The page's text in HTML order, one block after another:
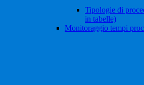
Tipologie di
in tabelle)
Monitoraggio tempi